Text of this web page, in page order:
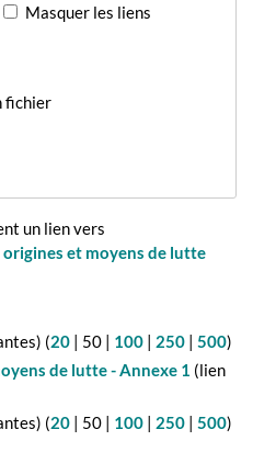
Masquer les liens
fichier
un lien vers
origines et moyens de lutte
) (20 | 50 | 100 | 250 |500)
de lutte - Annexe 1 (lien
) (20 | 50 | 100 | 250 |500)